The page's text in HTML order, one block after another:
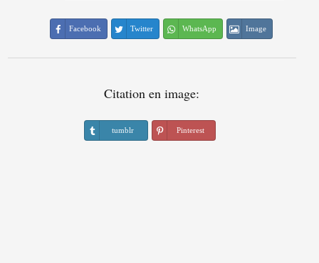
Facebook Twitter WhatsApp Image
Citation en image:
tumblr Pinterest